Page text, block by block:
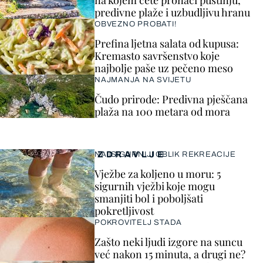
ZDRAVLJE
NAJSIGURNIJI OBLIK REKREACIJE
Vježbe za koljeno u moru: 5
sigurnih vježbi koje mogu
smanjiti bol i poboljšati
pokretljivost
POKROVITELJ STADA
Zašto neki ljudi izgore na suncu
već nakon 15 minuta, a drugi ne?
predivne plaže i uzbudljivu hranu
OBVEZNO PROBATI!
Prefina ljetna salata od kupusa:
Kremasto savršenstvo koje
najbolje paše uz pečeno meso
NAJMANJA NA SVIJETU
Čudo prirode: Predivna pješčana
plaža na 100 metara od mora